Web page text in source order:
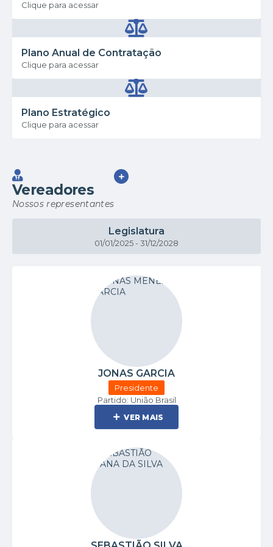
Clique para acessar
Plano Anual de Contratação
Clique para acessar
Plano Estratégico
Clique para acessar
Vereadores
Nossos representantes
Legislatura
01/01/2025 - 31/12/2028
JONAS GARCIA
Presidente
Partido: União Brasil
VER MAIS